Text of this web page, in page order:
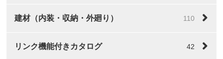
建材（内装・収納・外廻り） 110
リンク機能付きカタログ 42